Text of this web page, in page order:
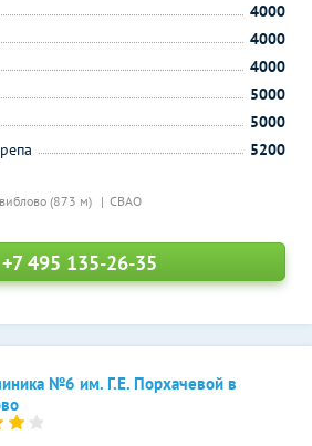
(873 м) СВАО
4000
4000
4000
5000
5000
5200
+7 495 135-26-35
№6 им. Г.Е. Порхачевой в